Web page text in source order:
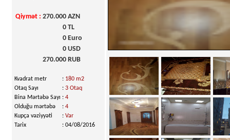
Qiymət : 270.000 AZN
0 TL
0 Euro
0 USD
270.000 RUB
Kvadrat metr : 180 m2
Otaq Sayı
: 3 Otaq
Bina Mərtəbə Sayı : 4
Olduğu mərtəbə
: 4
Kupça vəziyyəti
: Var
Tarix
: 04/08/2016